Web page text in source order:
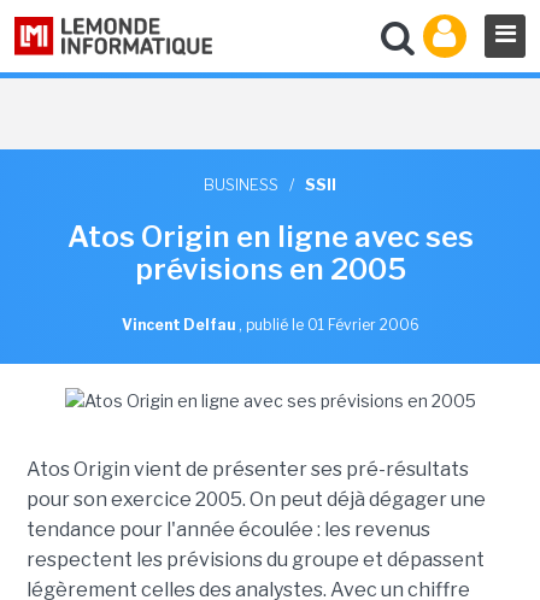
BUSINESS / SSII
Atos Origin en ligne avec ses
prévisions en 2005
Vincent Delfau , publié le 01 Février 2006
Atos Origin vient de présenter ses pré-résultats
pour son exercice 2005. On peut déjà dégager une
tendance pour l'année écoulée : les revenus
respectent les prévisions du groupe et dépassent
légèrement celles des analystes. Avec un chiffre